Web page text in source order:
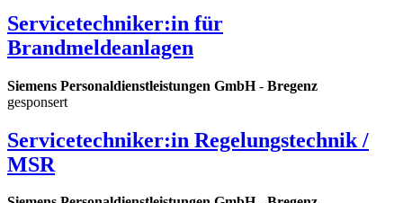
Servicetechniker:in für
Brandmeldeanlagen
Siemens Personaldienstleistungen GmbH- Bregenz
gesponsert
Servicetechniker:in Regelungstechnik /
MSR